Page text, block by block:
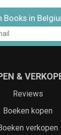
Books in
&
Reviews
Boeken kopen
verkopen